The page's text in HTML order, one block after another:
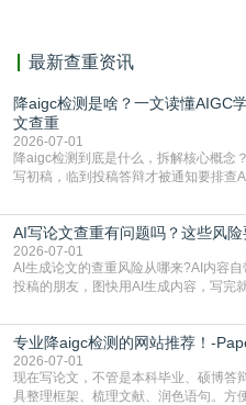
最新查重资讯
降aigc检测是啥？一文读懂AIGC
文查重
2026-07-01
降aigc检测到底是什么，拆解核心概念
写初稿，临到投稿答辩才被通知要排查
怕是已经入行的科研人员，不少人也搞
准。其实，降aigc检测是伴随AIGC工
了满足现在高校、期刊对AI生
AI写论文查重有问题吗？这些风
2026-07-01
AI生成论文的查重风险从哪来?AI内容
投稿的朋友，图快用AI生成内容，写完
自带不可忽视的查重风险。AI训练依赖
于训练数据的概率拼接，不是从零开始
有的高频公共表述，甚至直接拼接已经公
专业降aigc检测的网站推荐！-
2026-07-01
现在写论文，不管是本科毕业、硕博答
具整理框架、梳理文献、润色语句。方